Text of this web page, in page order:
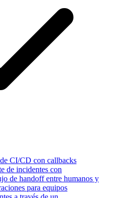
CI/CD con callbacks
de incidentes con
de handoff entre humanos y
para equipos